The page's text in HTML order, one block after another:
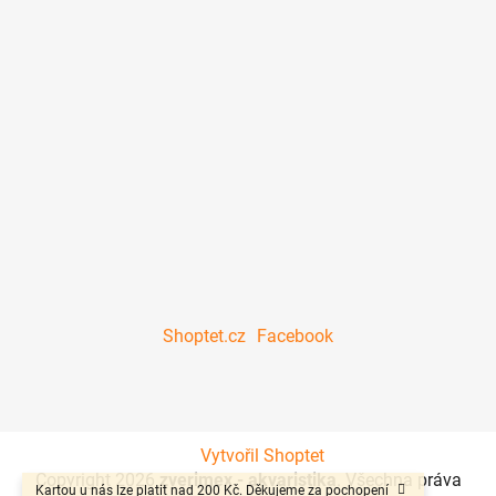
Kartou u nás lze platit nad 200 Kč. Děkujeme za pochopení
Shoptet.cz Facebook
Vytvořil Shoptet
Copyright 2026zverimex - akvaristika. Všechna práva